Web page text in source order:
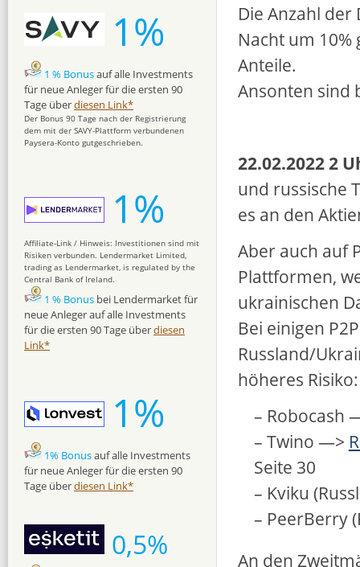
Die Anzahl
Nacht um 10%
Anteile.
Ansonten sind
22.02.2022 2
und russische
es an den
Aber auch auf
Plattformen,
ukrainischen
Bei einigen
Russland/
höheres Risiko:
– Robocash
– Twino —>
Seite 30
– Kviku
– PeerBerry
An den
1%
1 % Bonusauf alle Investments
für neue Anleger für die ersten 90
Tage überdiesen Link*
Der Bonus 90 Tage nach der Registrierung
dem mit der SAVY-Plattform verbundenen
Paysera-Konto gutgeschrieben.
1%
Affiliate-Link / Hinweis: Investitionen sind mit
Risiken verbunden. Lendermarket Limited,
trading as Lendermarket, is regulated by the
Central Bank of Ireland.
1 % Bonus bei Lendermarket für
neue Anleger auf alle Investments
für die ersten 90 Tage überdiesen
Link*
1%
1% Bonusauf alle Investments
für neue Anleger für die ersten 90
Tage überdiesen Link*
0,5%